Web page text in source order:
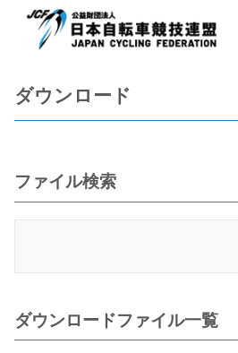
ダウンロード
ファイル検索
ダウンロードファイル一覧